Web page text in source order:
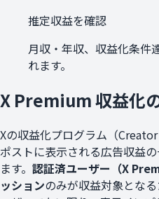
推定収益を確認
月収・年収、収益化条件
れます。
X Premium 収益化
Xの収益化プログラム（
ポストに表示される広告収益
ます。 認証済ユーザー（X
ッションのみが収益対象とな